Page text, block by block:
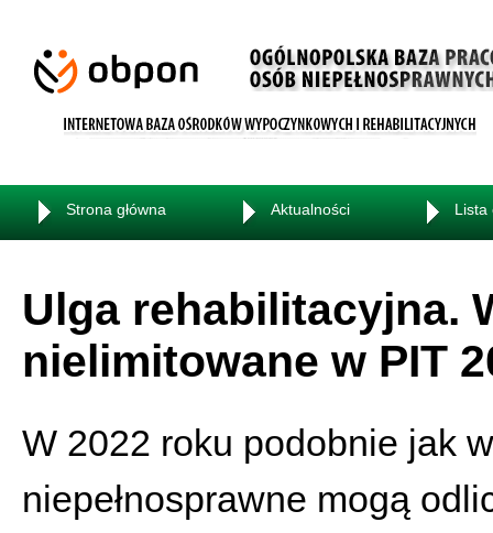
Strona główna Aktualności Lista
Ulga rehabilitacyjna.
nielimitowane w PIT
W 2022 roku podobnie jak
niepełnosprawne mogą